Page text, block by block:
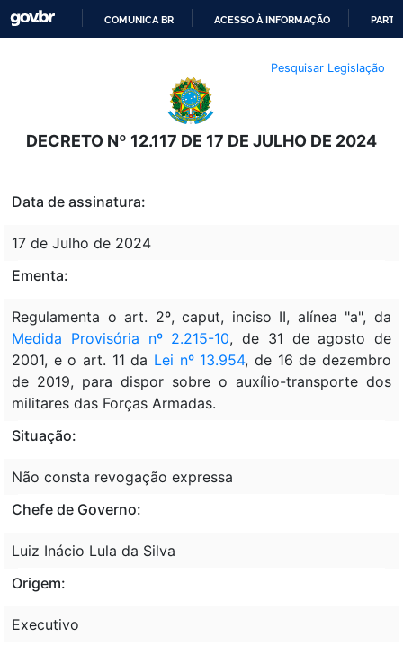
O
CONTEÚDO
COMUNICA BR ACESSO À INFORMAÇÃO
Pesquisar Legislação
DECRETO Nº 12.117 DE 17 DE JULHO DE 2024
Data de assinatura:
17 de Julho de 2024
Ementa:
Regulamenta o art. 2º, caput, inciso II, alínea "a", da
Medida Provisória nº 2.215-10, de 31 de agosto de
2001, e o art. 11 da Lei nº 13.954, de 16 de dezembro
de 2019, para dispor sobre o auxílio-transporte dos
militares das Forças Armadas.
Situação:
Não consta revogação expressa
Chefe de Governo:
Luiz Inácio Lula da Silva
Origem:
Executivo